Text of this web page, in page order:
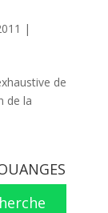
|
de
de la